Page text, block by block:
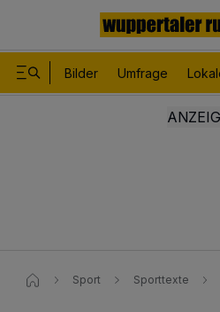
Bilder Umfrage
Sport Sporttexte